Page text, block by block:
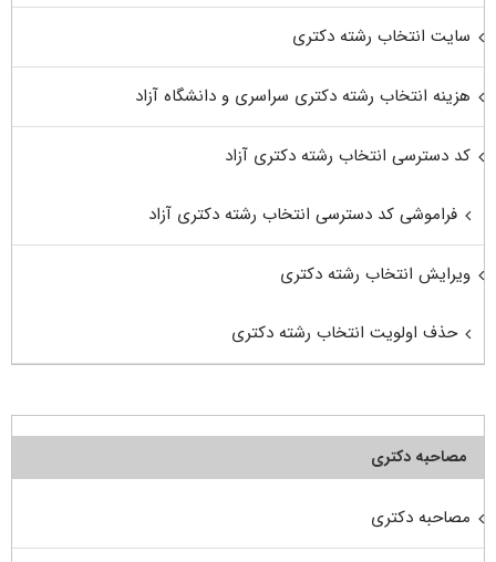
سایت انتخاب رشته دکتری
هزینه انتخاب رشته دکتری سراسری و دانشگاه آزاد
کد دسترسی انتخاب رشته دکتری آزاد
فراموشی کد دسترسی انتخاب رشته دکتری آزاد
ویرایش انتخاب رشته دکتری
حذف اولویت انتخاب رشته دکتری
مصاحبه دکتری
مصاحبه دکتری